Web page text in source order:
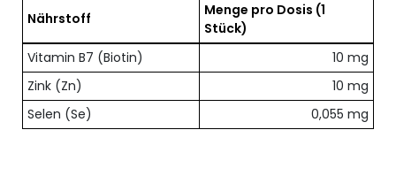
Übersicht der enthaltenen Nährstoffe pro Dosis
Nährstoff Menge pro Dosis (1
Stück)
Vitamin B7 (Biotin)
10 mg
Zink (Zn)
10 mg
Selen (Se)
0,055 mg